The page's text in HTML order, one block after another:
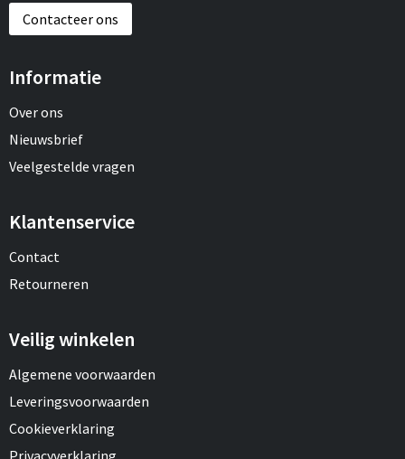
Contacteer ons
Informatie
Over ons
Nieuwsbrief
Veelgestelde vragen
Klantenservice
Contact
Retourneren
Veilig winkelen
Algemene voorwaarden
Leveringsvoorwaarden
Cookieverklaring